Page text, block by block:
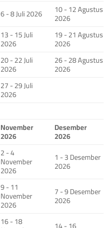
6 - 8 Juli 2026 10 - 12 Agustus
2026
13 - 15 Juli
2026
19 - 21 Agustus
2026
20 - 22 Juli
2026
26 - 28 Agustus
2026
27 - 29 Juli
2026
November
2026
Desember
2026
2 - 4
November
2026
1 - 3 Desember
2026
9 - 11
November
2026
7 - 9 Desember
2026
16 - 18